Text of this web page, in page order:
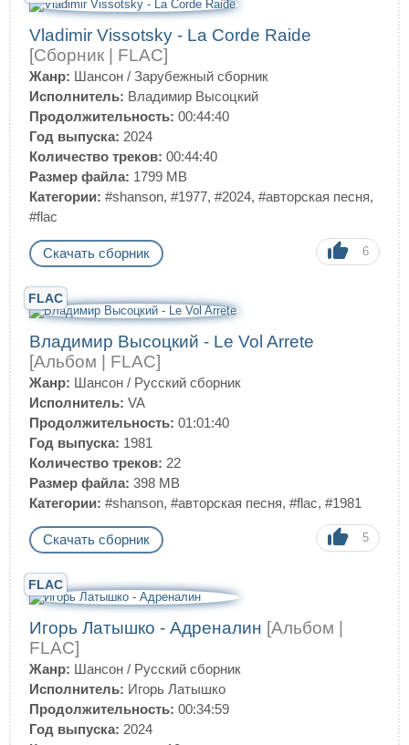
Vladimir Vissotsky - La Corde Raide
[Сборник | FLAC]
Жанр: Шансон / Зарубежный сборник
Исполнитель: Владимир Высоцкий
Продолжительность: 00:44:40
Год выпуска: 2024
Количество треков: 00:44:40
Размер файла: 1799 MB
Категории: #shanson, #1977, #2024, #авторская песня,
#flac
Скачать сборник 6
FLAC
Владимир Высоцкий - Le Vol Arrete
[Альбом | FLAC]
Жанр: Шансон / Русский сборник
Исполнитель: VA
Продолжительность: 01:01:40
Год выпуска: 1981
Количество треков: 22
Размер файла: 398 MB
Категории: #shanson, #авторская песня, #flac, #1981
Скачать сборник 5
FLAC
Игорь Латышко - Адреналин [Альбом |
FLAC]
Жанр: Шансон / Русский сборник
Исполнитель: Игорь Латышко
Продолжительность: 00:34:59
Год выпуска: 2024